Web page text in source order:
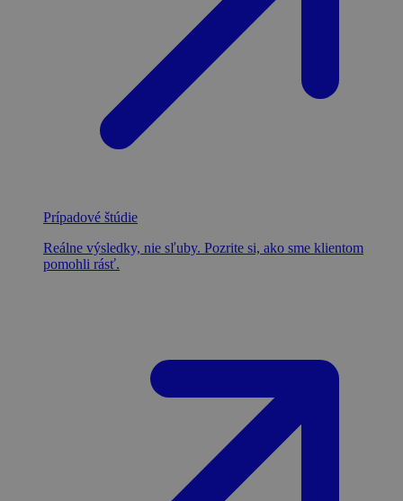
Prípadové štúdie
Reálne výsledky, nie sľuby. Pozrite si, ako sme klientom
pomohli rásť.